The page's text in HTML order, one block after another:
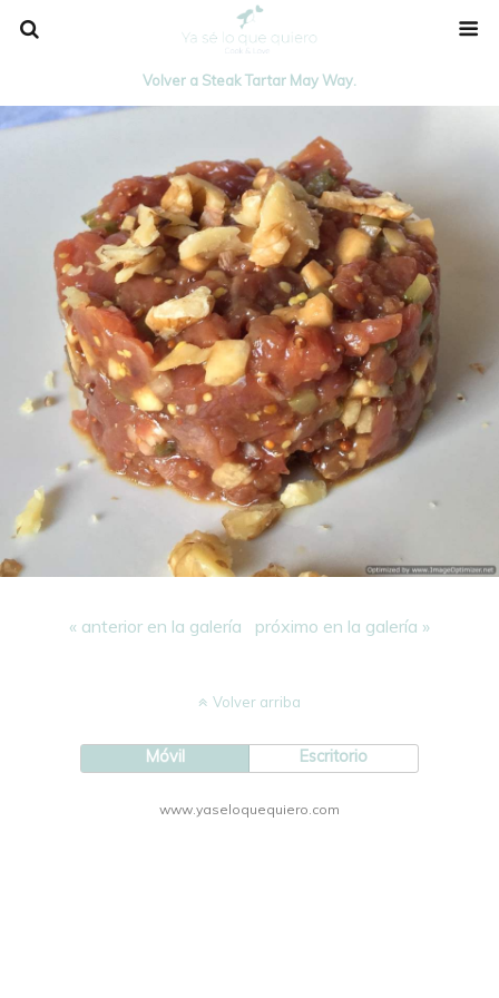
Volver a Steak Tartar May Way.
« anterior en la galería próximo en la galería »
Volver arriba
Móvil Escritorio
www.yaseloquequiero.com